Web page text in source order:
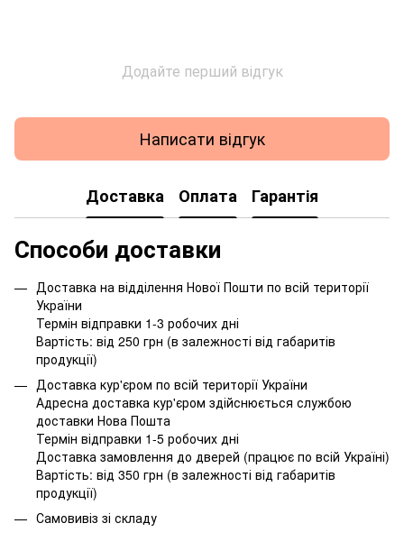
Додайте перший відгук
Написати відгук
Доставка Оплата Гарантія
Способи доставки
Доставка на відділення Нової Пошти по всій території
України
Термін відправки 1-3 робочих дні
Вартість: від 250 грн (в залежності від габаритів
продукції)
Доставка кур'єром по всій території України
Адресна доставка кур'єром здійснюється службою
доставки Нова Пошта
Термін відправки 1-5 робочих дні
Доставка замовлення до дверей (працює по всій Україні)
Вартість: від 350 грн (в залежності від габаритів
продукції)
Самовивіз зі складу